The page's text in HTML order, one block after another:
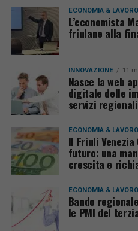
ECONOMIA & LAVORO
L’economista
friulane alla
INNOVAZIONE 11
Nasce la web
digitale delle
servizi regionali
ECONOMIA & LAVORO
Il Friuli
futuro: una
crescita e
ECONOMIA & LAVORO
Bando
le PMI del